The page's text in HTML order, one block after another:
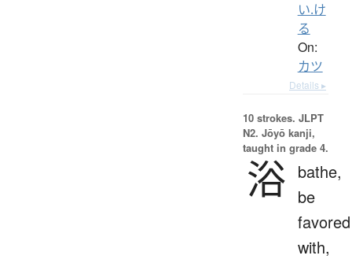
い.け
る
On:
カツ
Details ▸
10 strokes. JLPT
N2. Jōyō kanji,
taught in grade 4.
浴 bathe,
be
favored
with,